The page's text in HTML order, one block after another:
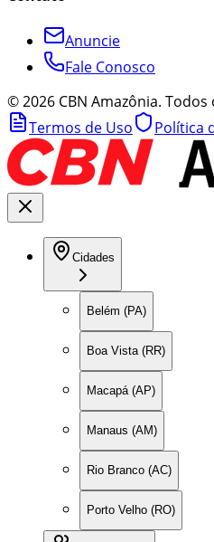
Anuncie
Fale Conosco
©2026 CBN Amazônia.
Termos de Uso
Política
Cidades
Belém (PA)
Boa Vista (RR)
Macapá (AP)
Manaus (AM)
Rio Branco (AC)
Porto Velho (RO)